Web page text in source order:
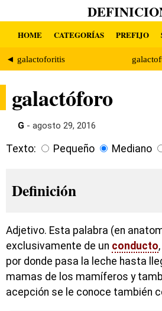
HOME CATEGORÍAS PREFIJO
◄ galactoforitis
galactóforo
G - agosto 29, 2016
Texto: Pequeño Mediano
Definición
Adjetivo. Esta palabra (en
exclusivamente de un conducto
por donde pasa la leche hasta
mamas de los mamíferos y
acepción se le conoce también